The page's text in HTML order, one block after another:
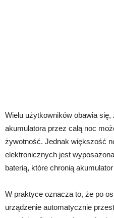
Wielu użytkowników obawia się,
akumulatora przez całą noc
żywotność. Jednak większość
elektronicznych jest
baterią, które chronią
W praktyce oznacza to, że po
urządzenie automatycznie